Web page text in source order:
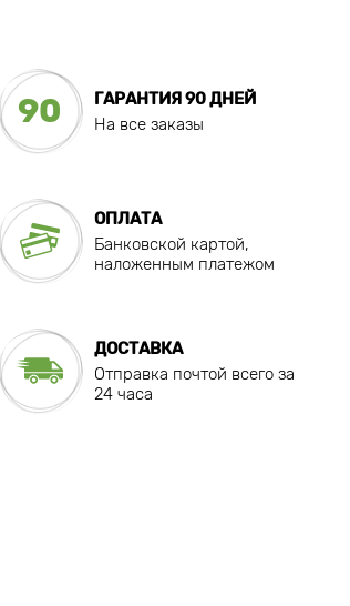
90
ГАРАНТИЯ 90 ДНЕЙ
На все заказы
ОПЛАТА
Банковской картой,
наложенным платежом
ДОСТАВКА
Отправка почтой всего за
24 часа